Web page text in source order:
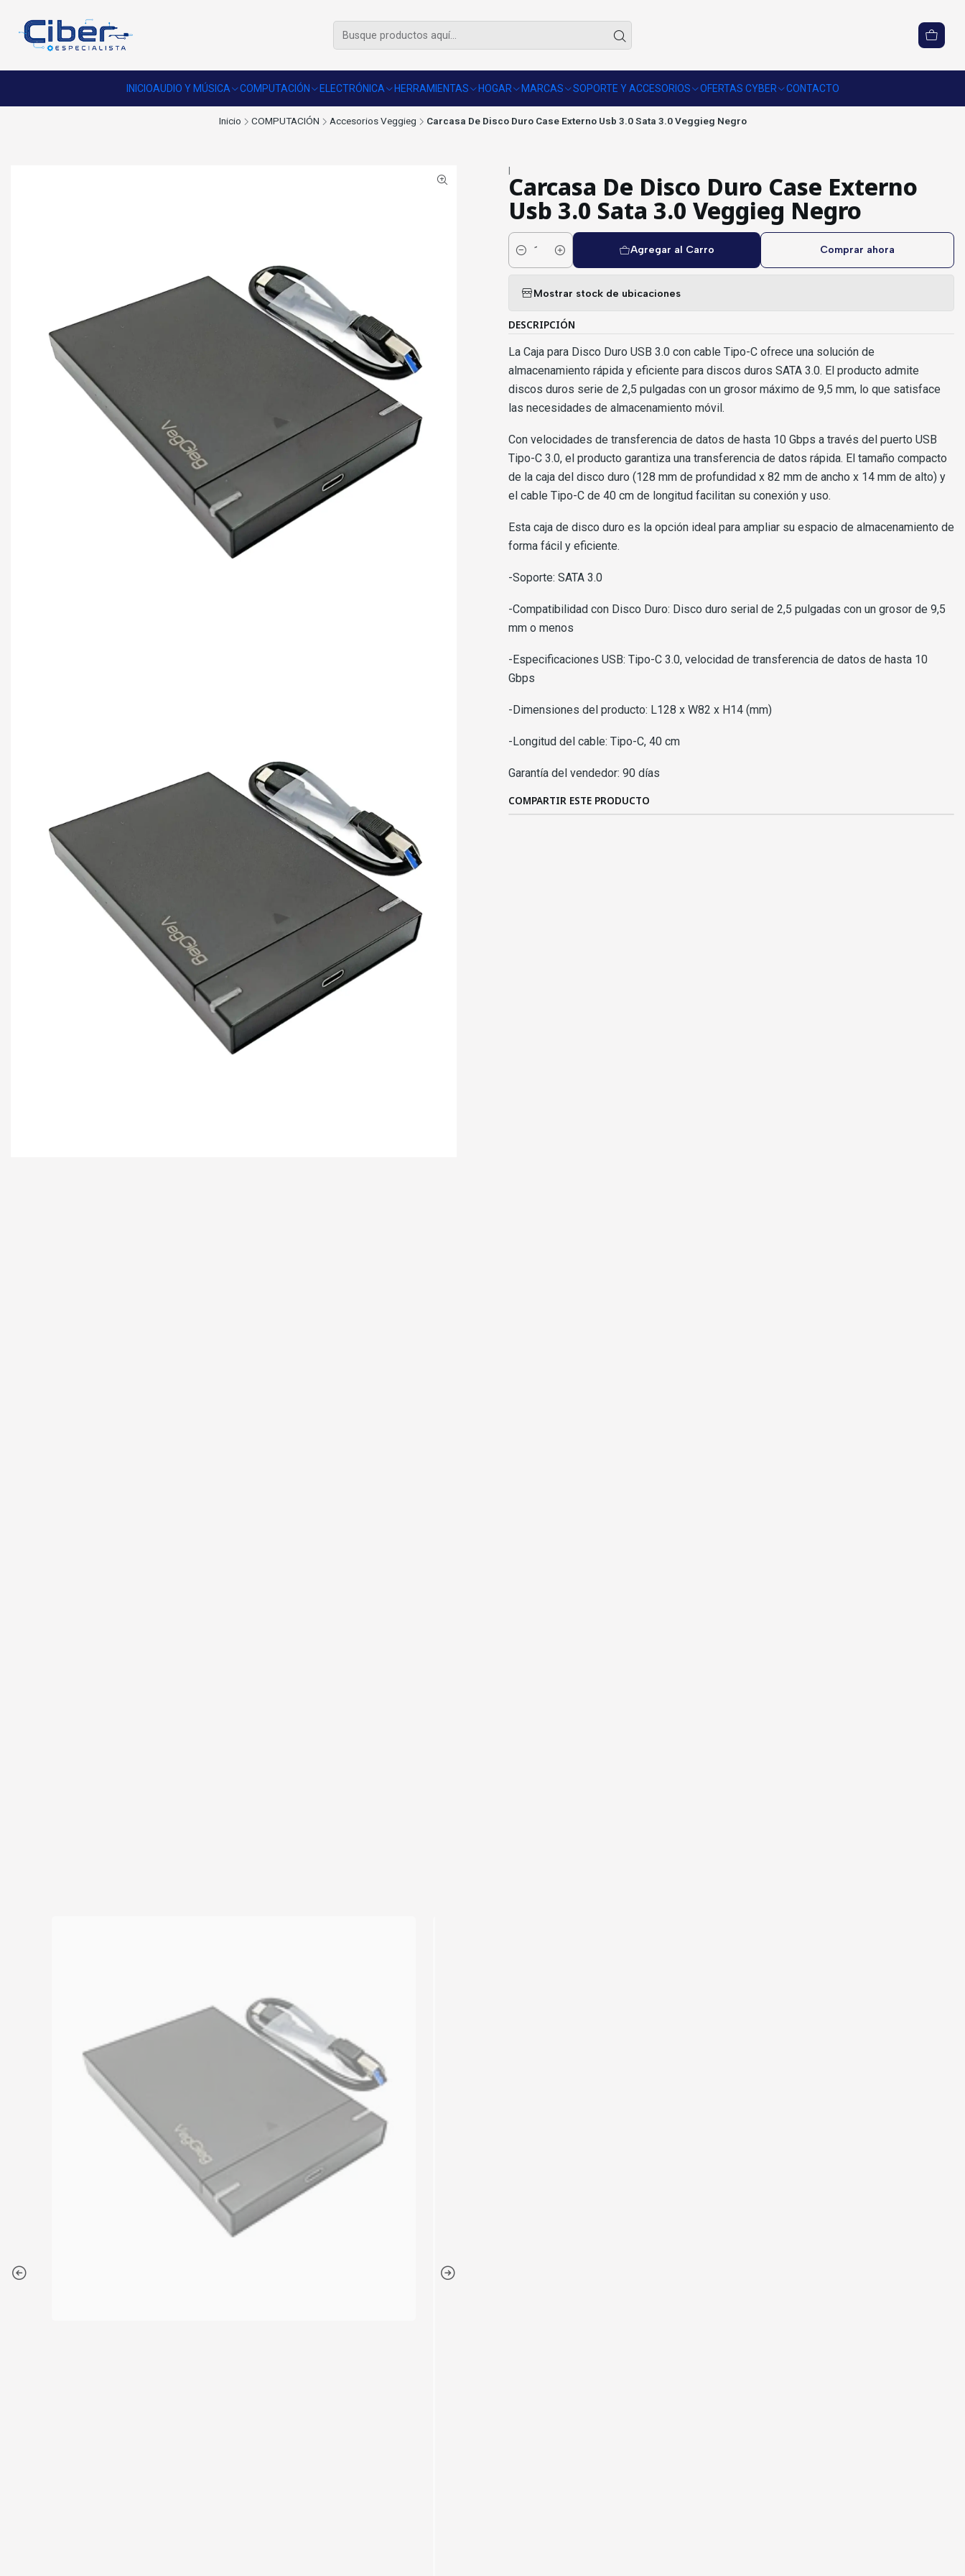
INICIOAUDIO Y MÚSICA COMPUTACIÓN ELECTRÓNICA HERRAMIENTAS HOGAR MARCAS SOPORTE Y ACCESORIOS OFERTAS CYBER CONTACTO
Inicio COMPUTACIÓN Accesorios Veggieg Carcasa De Disco Duro Case Externo Usb 3.0 Sata 3.0 Veggieg Negro
|
Carcasa De Disco Duro Case Externo
Usb 3.0 Sata 3.0 Veggieg Negro
Cantidad
Agregar al Carro Comprar ahora
Mostrar stock de ubicaciones
DESCRIPCIÓN
La Caja para Disco Duro USB 3.0 con cable Tipo-C ofrece una solución de
almacenamiento rápida y eficiente para discos duros SATA 3.0. El producto admite
discos duros serie de 2,5 pulgadas con un grosor máximo de 9,5 mm, lo que satisface
las necesidades de almacenamiento móvil.
Con velocidades de transferencia de datos de hasta 10 Gbps a través del puerto USB
Tipo-C 3.0, el producto garantiza una transferencia de datos rápida. El tamaño compacto
de la caja del disco duro (128 mm de profundidad x 82 mm de ancho x 14 mm de alto) y
el cable Tipo-C de 40 cm de longitud facilitan su conexión y uso.
Esta caja de disco duro es la opción ideal para ampliar su espacio de almacenamiento de
forma fácil y eficiente.
-Soporte: SATA 3.0
-Compatibilidad con Disco Duro: Disco duro serial de 2,5 pulgadas con un grosor de 9,5
mm o menos
-Especificaciones USB: Tipo-C 3.0, velocidad de transferencia de datos de hasta 10
Gbps
-Dimensiones del producto: L128 x W82 x H14 (mm)
-Longitud del cable: Tipo-C, 40 cm
Garantía del vendedor: 90 días
COMPARTIR ESTE PRODUCTO